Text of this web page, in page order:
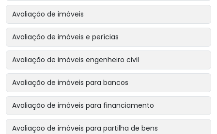
Avaliação de imóveis
Avaliação de imóveis e perícias
Avaliação de imóveis engenheiro civil
Avaliação de imóveis para bancos
Avaliação de imóveis para financiamento
Avaliação de imóveis para partilha de bens